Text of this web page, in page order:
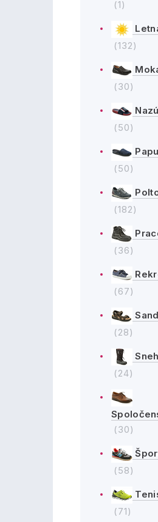
(1)
(132)
(30)
(50)
(50)
(182)
(36)
(67)
(28)
(24)
(30)
(58)
(71)